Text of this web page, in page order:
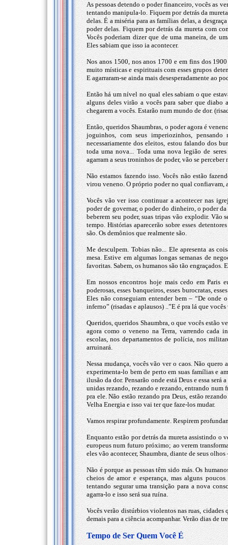
As pessoas detendo o poder financeiro, vocês as
tentando manipula-lo. Fiquem por detrás da
delas. É a miséria para as famílias delas, a
poder delas. Fiquem por detrás da mureta com
Vocês poderiam dizer que de uma maneira, de
Eles sabiam que isso ia acontecer.
Nos anos 1500, nos anos 1700 e em fins dos
muito místicas e espirituais com esses grupos
E agarraram-se ainda mais desesperadamente ao
Então há um nível no qual eles sabiam o que
alguns deles virão a vocês para saber que diabo
chegarem a vocês. Estarão num mundo de dor.
Então, queridos Shaumbras, o poder agora é
joguinhos, com seus imperiozinhos,
necessariamente dos eleitos, estou falando dos
toda uma nova... Toda uma nova legião de
agarram a seus troninhos de poder, vão se
Não estamos fazendo isso. Vocês não estão
virou veneno. O próprio poder no qual confiavam,
Vocês vão ver isso continuar a acontecer nas
poder de governar, o poder do dinheiro, o poder
beberem seu poder, suas tripas vão explodir.
tempo. Histórias aparecerão sobre esses
são. Os demônios que realmente são.
Me desculpem. Tobias não... Ele apresenta as
mesa. Estive em algumas longas semanas de
favoritas. Sabem, os humanos são tão engraçados.
Em nossos encontros hoje mais cedo em Paris
poderosas, esses banqueiros, esses burocratas,
Eles não conseguiam entender bem – “De onde
inferno” (risadas e aplausos) ..”E é pra lá que
Queridos, queridos Shaumbra, o que vocês estão
agora como o veneno na Terra, varrendo cada
escolas, nos departamentos de polícia, nos
arruinará.
Nessa mudança, vocês vão ver o caos. Não
experimenta-lo bem de perto em suas famílias e
ilusão da dor. Pensarão onde está Deus e essa
unidas rezando, rezando e rezando, entrando
pra ele. Não estão rezando pra Deus, estão
Velha Energia e isso vai ter que faze-los mudar.
Vamos respirar profundamente. Respirem
Enquanto estão por detrás da mureta assistindo o
europeus num futuro próximo; ao verem
eles vão acontecer, Shaumbra, diante de seus
Não é porque as pessoas têm sido más. Os
cheios de amor e esperança, mas alguns
tentando segurar uma transição para a nova
agarra-lo e isso será sua ruína.
Vocês verão distúrbios violentos nas ruas, cidades
demais para a ciência acompanhar. Verão dias de
Tempo de Ser Quem Você É